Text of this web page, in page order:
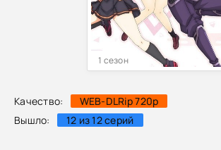
Качество:
WEB-DLRip 720p
Вышло:
12 из 12 серий
1 сезон